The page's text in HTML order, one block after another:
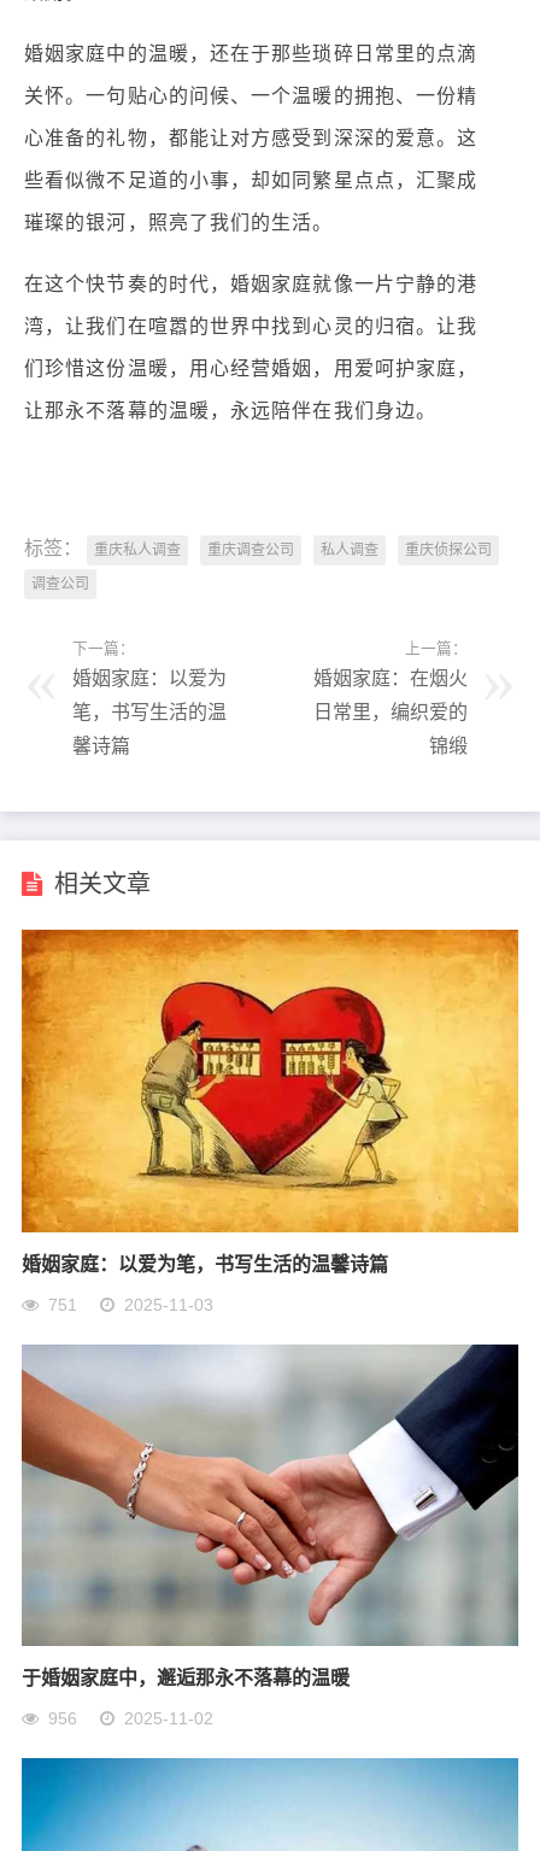
婚姻家庭中的温暖，还在于那些琐碎日常里的点滴
关怀。一句贴心的问候、一个温暖的拥抱、一份精
心准备的礼物，都能让对方感受到深深的爱意。这
些看似微不足道的小事，却如同繁星点点，汇聚成
璀璨的银河，照亮了我们的生活。
在这个快节奏的时代，婚姻家庭就像一片宁静的港
湾，让我们在喧嚣的世界中找到心灵的归宿。让我
们珍惜这份温暖，用心经营婚姻，用爱呵护家庭，
让那永不落幕的温暖，永远陪伴在我们身边。
标签： 重庆私人调查 重庆调查公司 私人调查
重庆侦探公司
调查公司
下一篇：
婚姻家庭：以爱为
笔，书写生活的温
馨诗篇
上一篇：
婚姻家庭：在烟火
日常里，编织爱的
锦缎
相关文章
婚姻家庭：以爱为笔，书写生活的温馨诗篇
751 2025-11-03
于婚姻家庭中，邂逅那永不落幕的温暖
956 2025-11-02